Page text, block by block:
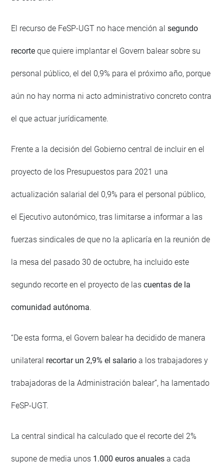
El recurso de FeSP-UGT no hace mención al segundo
recorte que quiere implantar el Govern balear sobre su
personal público, el del 0,9% para el próximo año, porque
aún no hay norma ni acto administrativo concreto contra
el que actuar jurídicamente.
Frente a la decisión del Gobierno central de incluir en el
proyecto de los Presupuestos para 2021 una
actualización salarial del 0,9% para el personal público,
el Ejecutivo autonómico, tras limitarse a informar a las
fuerzas sindicales de que no la aplicaría en la reunión de
la mesa del pasado 30 de octubre, ha incluido este
segundo recorte en el proyecto de lascuentas de la
comunidad autónoma.
“De esta forma, el Govern balear ha decidido de manera
unilateral recortar un 2,9% el salario a los trabajadores y
trabajadoras de la Administración balear”, ha lamentado
FeSP-UGT.
La central sindical ha calculado que el recorte del 2%
supone de media unos 1.000 euros anualesa cada